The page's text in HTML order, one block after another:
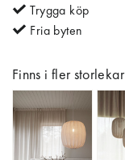
Trygga köp
Fria byten
Finns i fler storlekar